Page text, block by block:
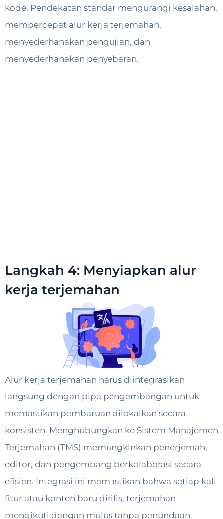
kode. Pendekatan standar mengurangi kesalahan,
mempercepat alur kerja terjemahan,
menyederhanakan pengujian, dan
menyederhanakan penyebaran.
Langkah 4: Menyiapkan alur
kerja terjemahan
Alur kerja terjemahan harus diintegrasikan
langsung dengan pipa pengembangan untuk
memastikan pembaruan dilokalkan secara
konsisten. Menghubungkan ke Sistem Manajemen
Terjemahan (TMS) memungkinkan penerjemah,
editor, dan pengembang berkolaborasi secara
efisien. Integrasi ini memastikan bahwa setiap kali
fitur atau konten baru dirilis, terjemahan
mengikuti dengan mulus tanpa penundaan.